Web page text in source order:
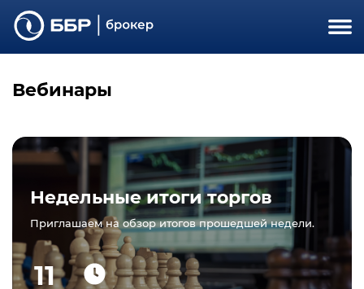
Вебинары
Недельные итоги торгов
Приглашаем на обзор итогов прошедшей недели.
11